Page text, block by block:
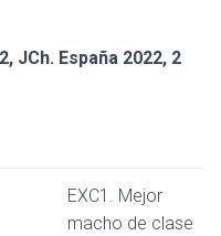
JCh. España 2022, 2
EXC1. Mejor
macho de clase